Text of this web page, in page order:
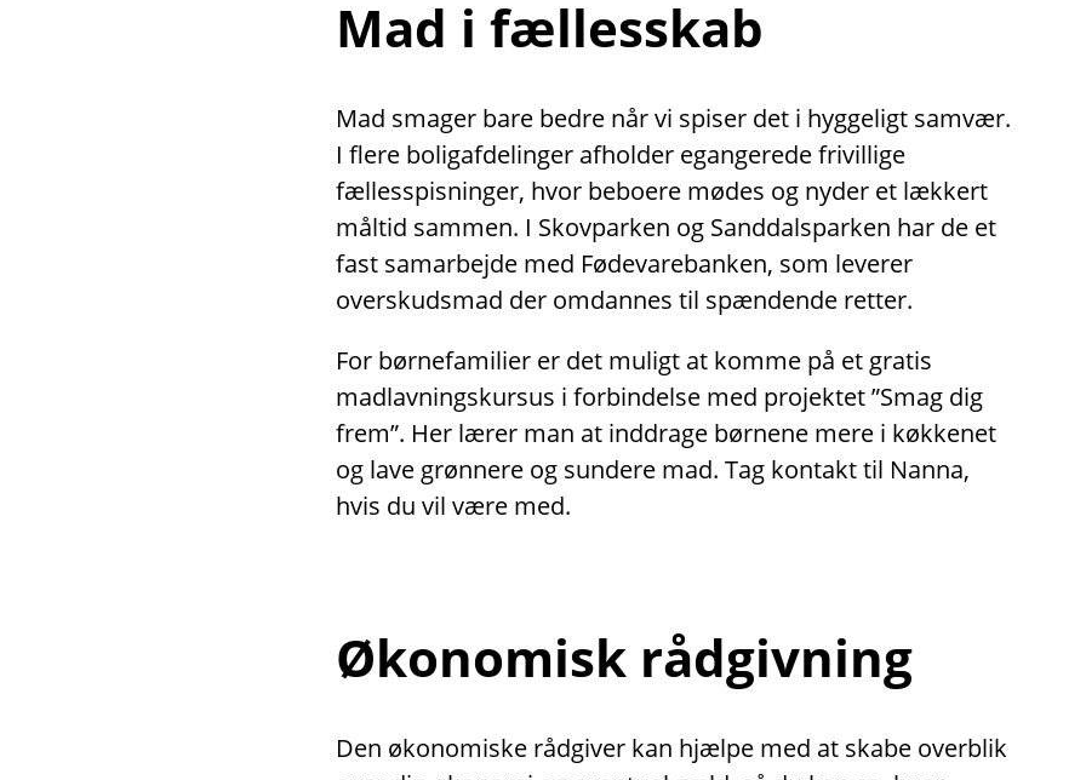
Mad i fællesskab
Mad smager bare bedre når vi spiser det i hyggeligt samvær.
I flere boligafdelinger afholder egangerede frivillige
fællesspisninger, hvor beboere mødes og nyder et lækkert
måltid sammen. I Skovparken og Sanddalsparken har de et
fast samarbejde med Fødevarebanken, som leverer
overskudsmad der omdannes til spændende retter.
For børnefamilier er det muligt at komme på et gratis
madlavningskursus i forbindelse med projektet ”Smag dig
frem”. Her lærer man at inddrage børnene mere i køkkenet
og lave grønnere og sundere mad. Tag kontakt til Nanna,
hvis du vil være med.
Økonomisk rådgivning
Den økonomiske rådgiver kan hjælpe med at skabe overblik